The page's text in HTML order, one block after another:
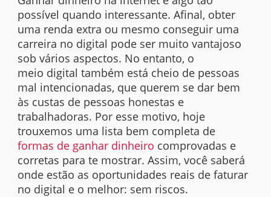
possível quando interessante. Afinal, obter
uma renda extra ou mesmo conseguir uma
carreira no digital pode ser muito vantajoso
sob vários aspectos. No entanto, o
meio digital também está cheio de pessoas
mal intencionadas, que querem se dar bem
às custas de pessoas honestas e
trabalhadoras. Por esse motivo, hoje
trouxemos uma lista bem completa de
formas de ganhar dinheiro comprovadas e
corretas para te mostrar. Assim, você saberá
onde estão as oportunidades reais de faturar
no digital e o melhor: sem riscos.